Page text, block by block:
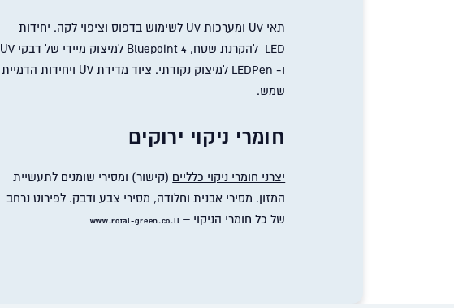
תאי UV ומערכות UV לשימוש בדפוס וציפוי לקה. יחידות
LED להקרנת שטח, Bluepoint 4 למיצוק מיידי של דבקי UV
ו- LEDPen למיצוק נקודתי. ציוד מדידת UV ויחידות הדמיית
שמש.
חומרי ניקוי ירוקים
יצרני חומרי ניקוי כלליים (קישור) ומסירי שומנים לתעשיית
המזון. מסירי אבנית וחלודה, מסירי צבע ודבק. לפירוט נרחב
של כל חומרי הניקוי – www.rotal-green.co.il